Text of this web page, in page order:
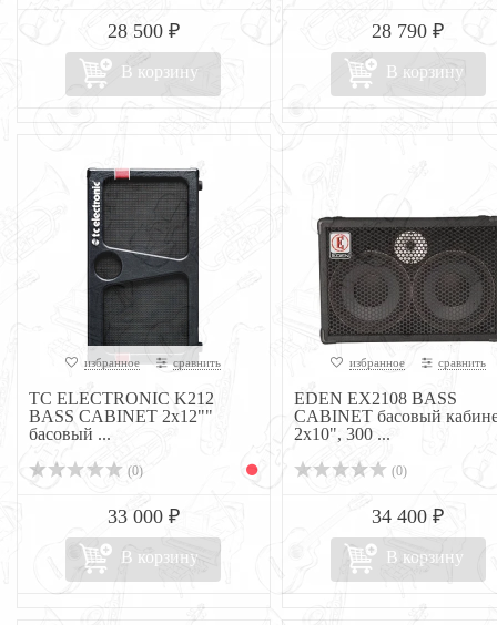
28 500 ₽
В корзину
28 790 ₽
В корзину
избранное сравнить
TC ELECTRONIC K212
BASS CABINET 2x12""
басовый ...
(0)
33 000 ₽
В корзину
избранное сравнить
EDEN EX2108 BASS
CABINET басовый
2x10", 300 ...
(0)
34 400 ₽
В корзину